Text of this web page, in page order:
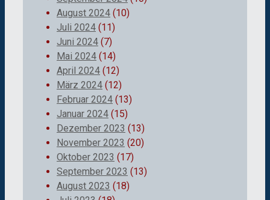
August 2024 (10)
Juli 2024 (11)
Juni 2024 (7)
Mai 2024 (14)
April 2024 (12)
März 2024 (12)
Februar 2024 (13)
Januar 2024 (15)
Dezember 2023 (13)
November 2023 (20)
Oktober 2023 (17)
September 2023 (13)
August 2023 (18)